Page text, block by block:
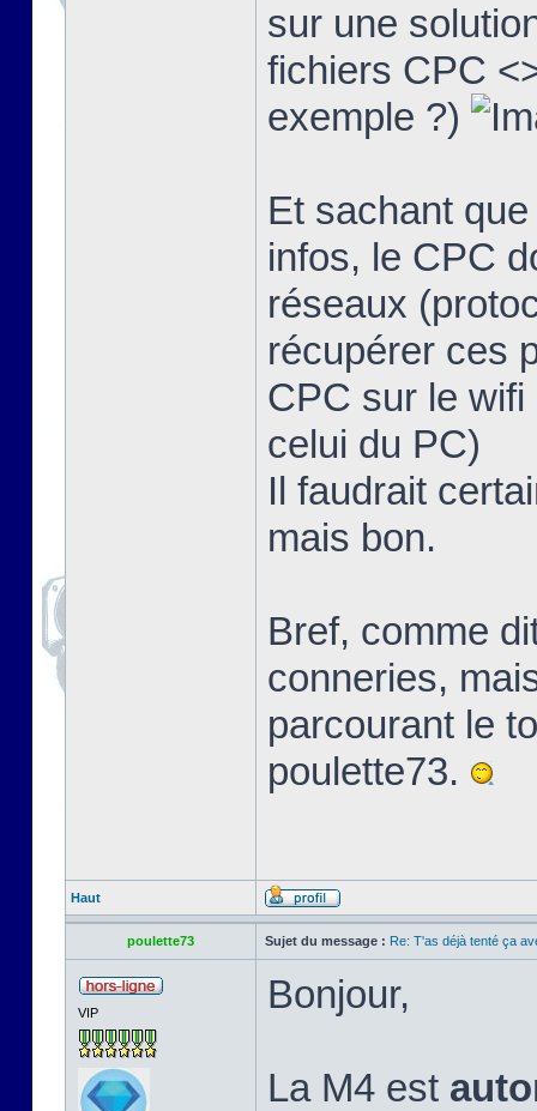
sur une
fichiers CPC
exemple ?)
Et sachant
infos, le CPC
réseaux
récupérer ces
CPC sur le
celui du PC)
Il faudrait
mais bon.
Bref, comme
conneries,
parcourant le
poulette73.
Haut
poulette73 Sujet du message : Re: T'as déjà tenté ça
VIP Bonjour,
La M4 est